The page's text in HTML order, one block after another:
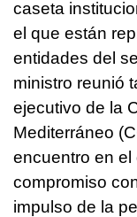
caseta
el que están
entidades del
ministro reunió
ejecutivo de la
Mediterráneo
encuentro en
compromiso
impulso de la